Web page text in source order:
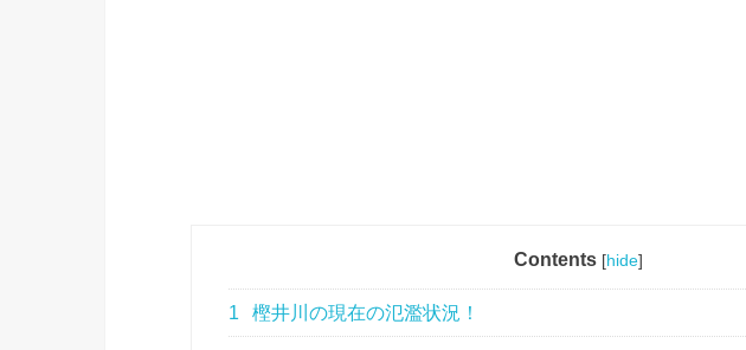
Contents [hide]
1 樫井川の現在の氾濫状況！